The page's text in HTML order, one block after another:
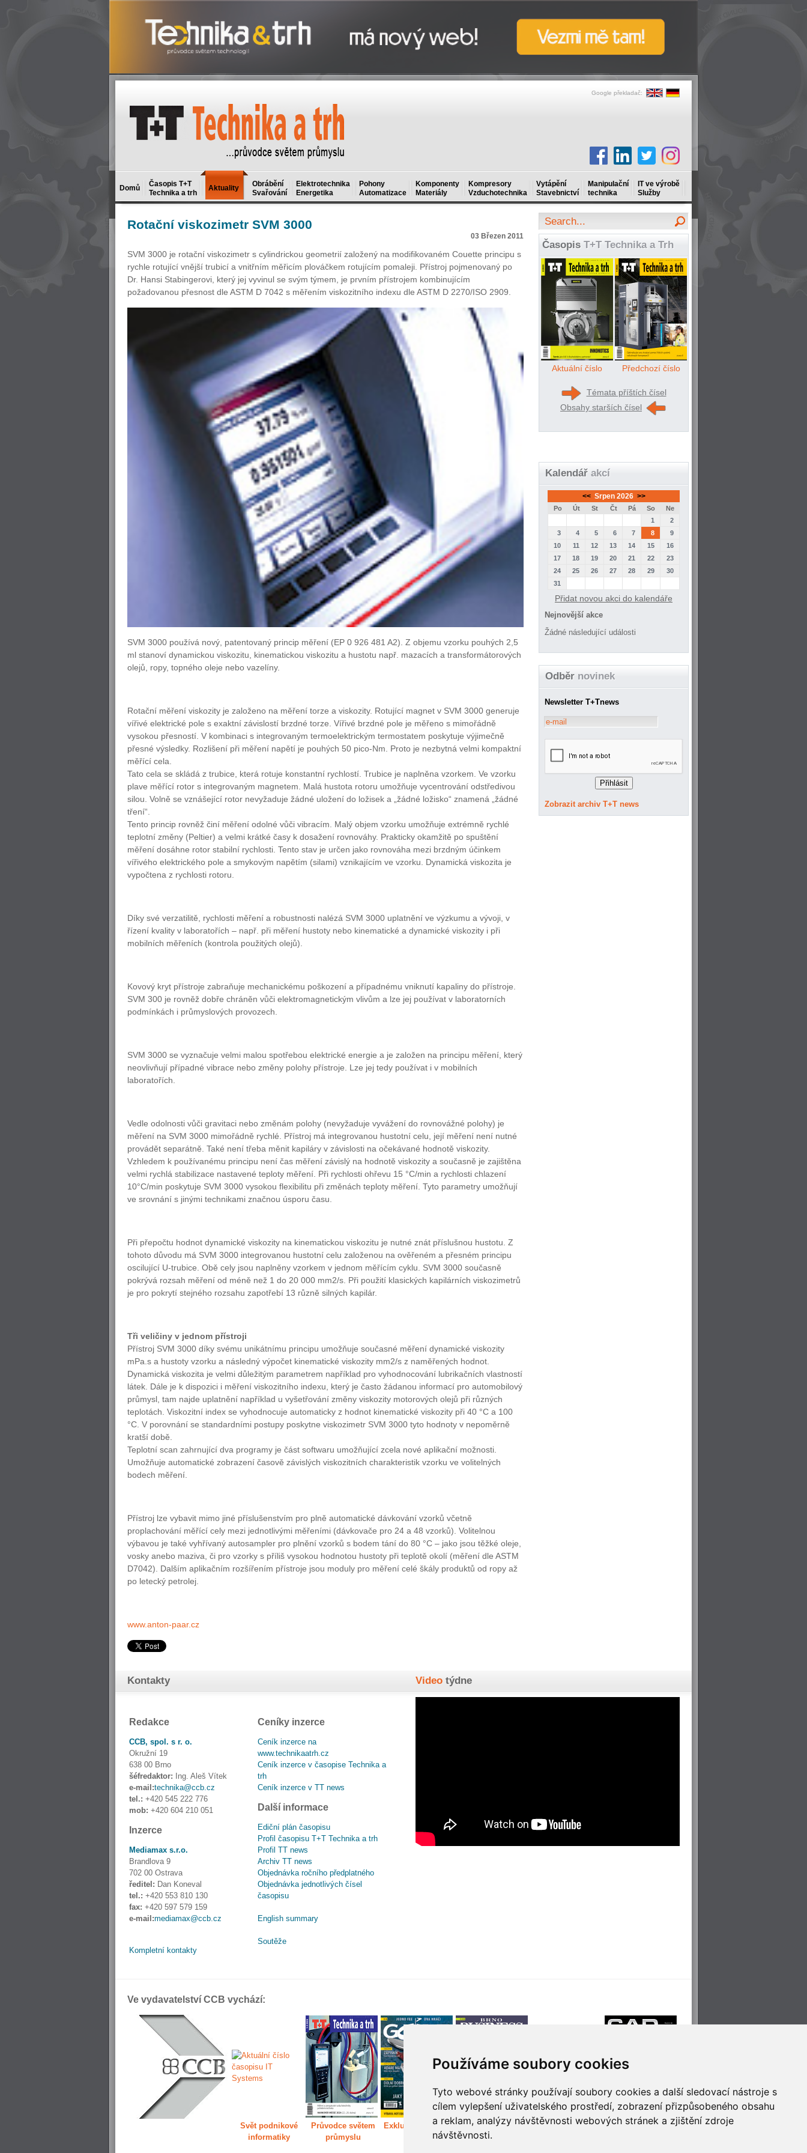
Používáme soubory cookies
Tyto webové stránky používají soubory cookies a další sledovací nástroje s
cílem vylepšení uživatelského prostředí, zobrazení přizpůsobeného obsahu
a reklam, analýzy návštěvnosti webových stránek a zjištění zdroje
návštěvnosti.
Google překladač:
Domů
Časopis T+T
Technika a trh
Aktuality
Obrábění
Svařování
Elektrotechnika
Energetika
Pohony
Automatizace
Komponenty
Materiály
Kompresory
Vzduchotechnika
Vytápění
Stavebnictví
Manipulační
technika
IT ve výrobě
Služby
Rotačníviskozimetr SVM 3000
03 Březen 2011
SVM 3000 je rotační viskozimetr s cylindrickou geometrií založený na modifikovaném Couette principu s
rychle rotující vnější trubicí a vnitřním měřicím plováčkem rotujícím pomaleji. Přístroj pojmenovaný po
Dr. Hansi Stabingerovi, který jej vyvinul se svým týmem, je prvním přístrojem kombinujícím
požadovanou přesnost dle ASTM D 7042 s měřením viskozitního indexu dle ASTM D 2270/ISO 2909.
SVM 3000 používá nový, patentovaný princip měření (EP 0 926 481 A2). Z objemu vzorku pouhých 2,5
ml stanoví dynamickou viskozitu, kinematickou viskozitu a hustotu např. mazacích a transformátorových
olejů, ropy, topného oleje nebo vazelíny.
Rotační měření viskozity je založeno na měření torze a viskozity. Rotující magnet v SVM 3000 generuje
vířivé elektrické pole s exaktní závislostí brzdné torze. Vířivé brzdné pole je měřeno s mimořádně
vysokou přesností. V kombinaci s integrovaným termoelektrickým termostatem poskytuje výjimečně
přesné výsledky. Rozlišení při měření napětí je pouhých 50 pico-Nm. Proto je nezbytná velmi kompaktní
měřící cela.
Tato cela se skládá z trubice, která rotuje konstantní rychlostí. Trubice je naplněna vzorkem. Ve vzorku
plave měřící rotor s integrovaným magnetem. Malá hustota rotoru umožňuje vycentrování odstředivou
silou. Volně se vznášející rotor nevyžaduje žádné uložení do ložisek a „žádné ložisko“ znamená „žádné
tření“.
Tento princip rovněž činí měření odolné vůči vibracím. Malý objem vzorku umožňuje extrémně rychlé
teplotní změny (Peltier) a velmi krátké časy k dosažení rovnováhy. Prakticky okamžitě po spuštění
měření dosáhne rotor stabilní rychlosti. Tento stav je určen jako rovnováha mezi brzdným účinkem
vířivého elektrického pole a smykovým napětím (silami) vznikajícím ve vzorku. Dynamická viskozita je
vypočtena z rychlosti rotoru.
Díky své verzatilitě, rychlosti měření a robustnosti nalézá SVM 3000 uplatnění ve výzkumu a vývoji, v
řízení kvality v laboratořích – např. při měření hustoty nebo kinematické a dynamické viskozity i při
mobilních měřeních (kontrola použitých olejů).
Kovový kryt přístroje zabraňuje mechanickému poškození a případnému vniknutí kapaliny do přístroje.
SVM 300 je rovněž dobře chráněn vůči elektromagnetickým vlivům a lze jej používat v laboratorních
podmínkách i průmyslových provozech.
SVM 3000 se vyznačuje velmi malou spotřebou elektrické energie a je založen na principu měření, který
neovlivňují případné vibrace nebo změny polohy přístroje. Lze jej tedy používat i v mobilních
laboratořích.
Vedle odolnosti vůči gravitaci nebo změnám polohy (nevyžaduje vyvážení do rovnovážné polohy) je
měření na SVM 3000 mimořádně rychlé. Přístroj má integrovanou hustotní celu, její měření není nutné
provádět separátně. Také není třeba měnit kapiláry v závislosti na očekávané hodnotě viskozity.
Vzhledem k používanému principu není čas měření závislý na hodnotě viskozity a současně je zajištěna
velmi rychlá stabilizace nastavené teploty měření. Při rychlosti ohřevu 15 °C/min a rychlosti chlazení
10°C/min poskytuje SVM 3000 vysokou flexibilitu při změnách teploty měření. Tyto parametry umožňují
ve srovnání s jinými technikami značnou úsporu času.
Při přepočtu hodnot dynamické viskozity na kinematickou viskozitu je nutné znát příslušnou hustotu. Z
tohoto důvodu má SVM 3000 integrovanou hustotní celu založenou na ověřeném a přesném principu
oscilující U-trubice. Obě cely jsou naplněny vzorkem v jednom měřícím cyklu. SVM 3000 současně
pokrývá rozsah měření od méně než 1 do 20 000 mm2/s. Při použití klasických kapilárních viskozimetrů
je pro pokrytí stejného rozsahu zapotřebí 13 různě silných kapilár.
Tři veličiny v jednom přístroji
Přístroj SVM 3000 díky svému unikátnímu principu umožňuje současné měření dynamické viskozity
mPa.s a hustoty vzorku a následný výpočet kinematické viskozity mm2/s z naměřených hodnot.
Dynamická viskozita je velmi důležitým parametrem například pro vyhodnocování lubrikačních vlastností
látek. Dále je k dispozici i měření viskozitního indexu, který je často žádanou informací pro automobilový
průmysl, tam najde uplatnění například u vyšetřování změny viskozity motorových olejů při různých
teplotách. Viskozitní index se vyhodnocuje automaticky z hodnot kinematické viskozity při 40 °C a 100
°C. V porovnání se standardními postupy poskytne viskozimetr SVM 3000 tyto hodnoty v nepoměrně
kratší době.
Teplotní scan zahrnující dva programy je část softwaru umožňující zcela nové aplikační možnosti.
Umožňuje automatické zobrazení časově závislých viskozitních charakteristik vzorku ve volitelných
bodech měření.
Přístroj lze vybavit mimo jiné příslušenstvím pro plně automatické dávkování vzorků včetně
proplachování měřící cely mezi jednotlivými měřeními (dávkovače pro 24 a 48 vzorků). Volitelnou
výbavou je také vyhřívaný autosampler pro plnění vzorků s bodem tání do 80 °C – jako jsou těžké oleje,
vosky anebo maziva, či pro vzorky s příliš vysokou hodnotou hustoty při teplotě okolí (měření dle ASTM
D7042). Dalším aplikačním rozšířením přístroje jsou moduly pro měření celé škály produktů od ropy až
po letecký petrolej.
www.anton-paar.cz
Časopis T+T Technika a Trh
Aktuální číslo Předchozí číslo
Témata příštích čísel
Obsahy starších čísel
Kalendář akcí
<< Srpen 2026 >>
Po Út St Čt Pá So
Ne
1
2
3
4 5 6 7 8
9
10
11 12 13 14 15
16
17
18 19 20 21 22
23
24
25 26 27 28 29
30
31
Přidat novou akci do kalendáře
Nejnovější akce
Žádné následující události
Odběr novinek
Newsletter T+Tnews
Zobrazit archiv T+T news
Kontakty
Redakce
CCB, spol. s r. o.
Okružní 19
638 00 Brno
šéfredaktor: Ing. Aleš Vítek
e-mail:technika@ccb.cz
tel.: +420 545 222 776
mob: +420 604 210 051
Inzerce
Mediamax s.r.o.
Brandlova 9
702 00 Ostrava
ředitel: Dan Koneval
tel.: +420 553 810 130
fax: +420 597 579 159
e-mail:mediamax@ccb.cz
Kompletní kontakty
Ceníky inzerce
Ceník inzerce na
www.technikaatrh.cz
Ceník inzerce v časopise Technika a
trh
Ceník inzerce v TT news
Další informace
Ediční plán časopisu
Profil časopisu T+T Technika a trh
Profil TT news
Archiv TT news
Objednávka ročního předplatného
Objednávka jednotlivých čísel
časopisu
English summary
Soutěže
Video týdne
Ve vydavatelství CCB vychází:
Svět podnikové
informatiky
Průvodce světem
průmyslu
Exkluzivně světem
Děláme Brno větší Příjemné cestování
Technologie pro